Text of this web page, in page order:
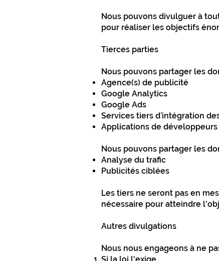
Nous pouvons divulguer à
pour réaliser les objectifs
Tierces parties
Nous pouvons partager les
Agence(s) de publicité
Google Analytics
Google Ads
Services tiers d’intégration
Applications de
Nous pouvons partager les
Analyse du trafic
Publicités ciblées
Les tiers ne seront pas en
nécessaire pour atteindre
Autres divulgations
Nous nous engageons à ne